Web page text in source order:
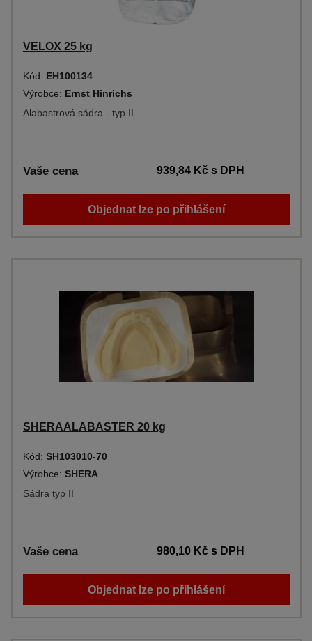
VELOX 25 kg
Kód: EH100134
Výrobce: Ernst Hinrichs
Alabastrová sádra - typ II
Vaše cena 939,84 Kčs DPH
Objednat lze po přihlášení
SHERAALABASTER 20 kg
Kód: SH103010-70
Výrobce: SHERA
Sádra typ II
Vaše cena 980,10 Kčs DPH
Objednat lze po přihlášení